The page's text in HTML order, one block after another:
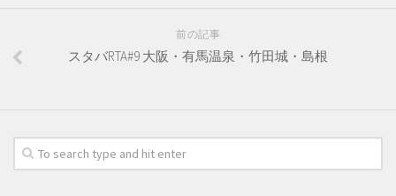
前の記事
スタバRTA#9 大阪・有馬温泉・竹田城・島根